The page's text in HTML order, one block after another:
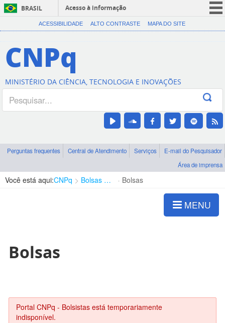
BRASIL
Acesso à informação
CORONAVÍRUS (COVID-19)
Canais
ACESSIBILIDADE ALTO CONTRASTE MAPA DO SITE
CNPq
MINISTÉRIO DA CIÊNCIA, TECNOLOGIA E INOVAÇÕES
Perguntas frequentes Central de Atendimento Serviços
E-mail do Pesquisador
Área de imprensa
Você está aqui:CNPq Bolsas e Auxílios Vigentes Bolsas
MENU
Bolsas
Portal CNPq - Bolsistas está temporariamente
indisponível.